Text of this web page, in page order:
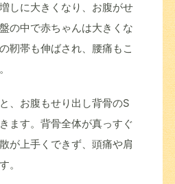
しに大きくなり、お腹がせ
の中で赤ちゃんは大きくな
靭帯も伸ばされ、腰痛もこ
、お腹もせり出し背骨のS
ます。背骨全体が真っすぐ
が上手くできず、頭痛や肩
。